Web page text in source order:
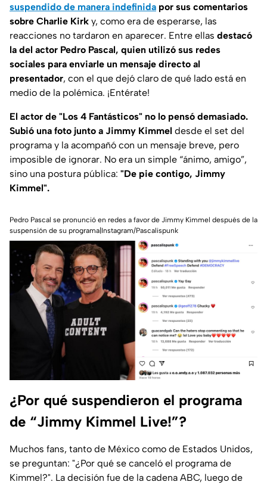
suspendido de manera indefinida por sus comentarios
sobre Charlie Kirk y, como era de esperarse, las
reacciones no tardaron en aparecer. Entre ellas destacó
la del actor Pedro Pascal, quien utilizó sus redes
sociales para enviarle un mensaje directo al
presentador, con el que dejó claro de qué lado está en
medio de la polémica. ¡Entérate!
El actor de "Los 4 Fantásticos" no lo pensó demasiado.
Subió una foto junto a Jimmy Kimmel desde el set del
programa y la acompañó con un mensaje breve, pero
imposible de ignorar. No era un simple “ánimo, amigo”,
sino una postura pública: "De pie contigo, Jimmy
Kimmel".
Pedro Pascal se pronunció en redes a favor de Jimmy Kimmel después de la
suspensión de su programa|Instagram/Pascalispunk
¿Por qué suspendieron el programa
de “Jimmy Kimmel Live!”?
Muchos fans, tanto de México como de Estados Unidos,
se preguntan: "¿Por qué se canceló el programa de
Kimmel?". La decisión fue de la cadena ABC, luego de